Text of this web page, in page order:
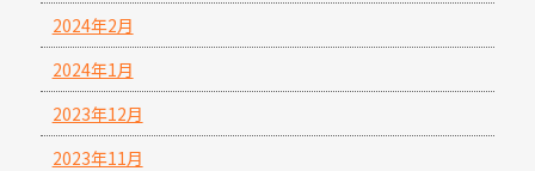
2024年2月
2024年1月
2023年12月
2023年11月